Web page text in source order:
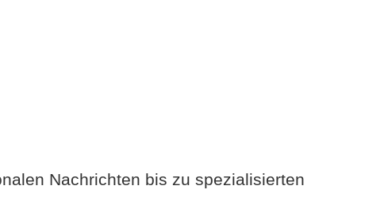
Nachrichten bis zu spezialisierten